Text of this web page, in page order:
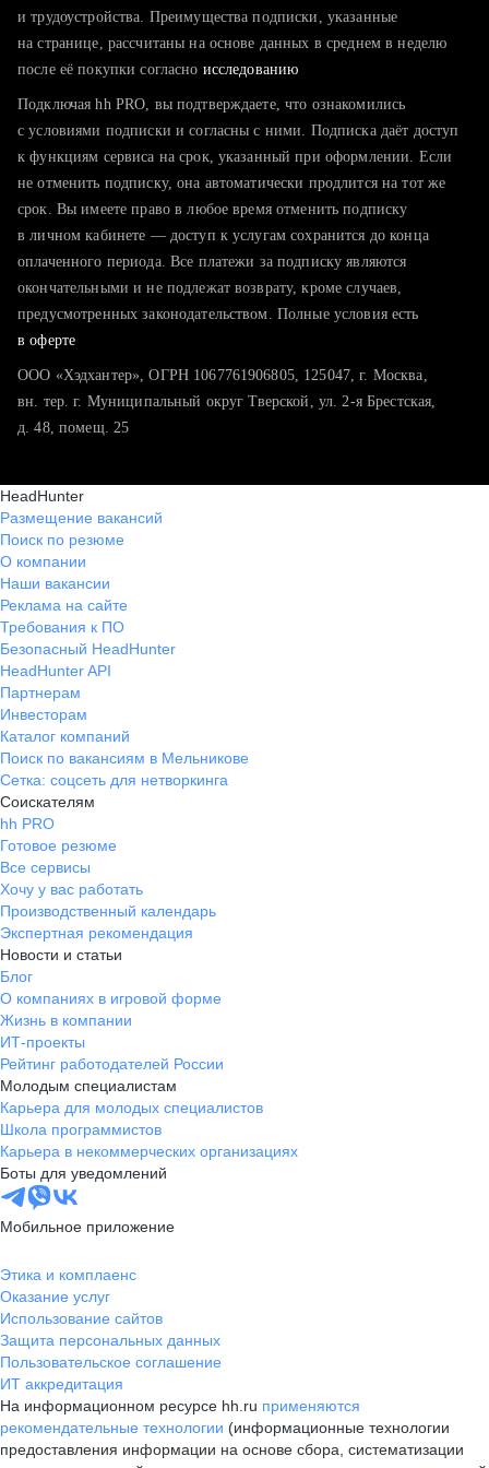
тратите много времени на поиск и вручную поднимаете
хотите сравнить себя с конкурентами и оценить шансы
и трудоустройства. Преимущества подписки, указанные
на странице, рассчитаны на основе данных в среднем в неделю
после её покупки согласно исследованию
Подключая hh PRO, вы подтверждаете, что ознакомились
с условиями подписки и согласны с ними. Подписка даёт доступ
к функциям сервиса на срок, указанный при оформлении. Если
не отменить подписку, она автоматически продлится на тот же
срок. Вы имеете право в любое время отменить подписку
в личном кабинете — доступ к услугам сохранится до конца
оплаченного периода. Все платежи за подписку являются
окончательными и не подлежат возврату, кроме случаев,
предусмотренных законодательством. Полные условия есть
в оферте
ООО «Хэдхантер», ОГРН 1067761906805, 125047, г. Москва,
вн. тер. г. Муниципальный округ Тверской, ул. 2-я Брестская,
д. 48, помещ. 25
HeadHunter
Размещение вакансий
Поиск по резюме
О компании
Наши вакансии
Реклама на сайте
Требования к ПО
Безопасный HeadHunter
HeadHunter API
Партнерам
Инвесторам
Каталог компаний
Поиск по вакансиям в Мельникове
Сетка: соцсеть для нетворкинга
Соискателям
hh PRO
Готовое резюме
Все сервисы
Хочу у вас работать
Производственный календарь
Экспертная рекомендация
Новости и статьи
Блог
О компаниях в игровой форме
Жизнь в компании
ИТ-проекты
Рейтинг работодателей России
Молодым специалистам
Карьера для молодых специалистов
Школа программистов
Карьера в некоммерческих организациях
Боты для уведомлений
Мобильное приложение
Этика и комплаенс
Оказание услуг
Использование сайтов
Защита персональных данных
Пользовательское соглашение
ИТ аккредитация
На информационном ресурсе hh.ru применяются
рекомендательные технологии (информационные технологии
предоставления информации на основе сбора, систематизации